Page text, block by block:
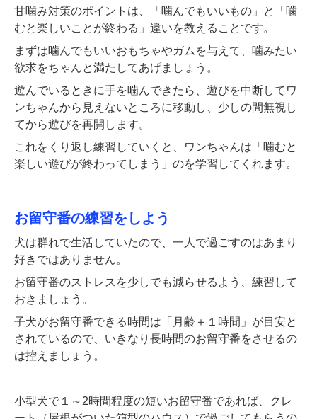
甘噛み対策のポイントは、「噛んでもいいもの」と「噛
むと楽しいことが終わる」違いを教えることです。
まずは噛んでもいいおもちゃやガムを与えて、噛みたい
欲求をちゃんと満たしてあげましょう。
遊んでいるときに手を噛んできたら、遊びを中断してワ
ンちゃんから見えないところに移動し、少しの間無視し
てから遊びを再開します。
これをくり返し練習していくと、ワンちゃんは「噛むと
楽しい遊びが終わってしまう」のを学習してくれます。
お留守番の練習をしよう
犬は群れで生活していたので、一人で過ごすのはあまり
好きではありません。
お留守番のストレスを少しでも減らせるよう、練習して
おきましょう。
子犬がお留守番できる時間は「月齢＋１時間」が目安と
されているので、いきなり長時間のお留守番をさせるの
は控えましょう。
小型犬で１～2時間程度の短いお留守番であれば、クレ